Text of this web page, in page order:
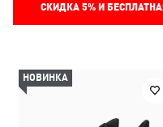
СКИДКА 5%И
НОВИНКА